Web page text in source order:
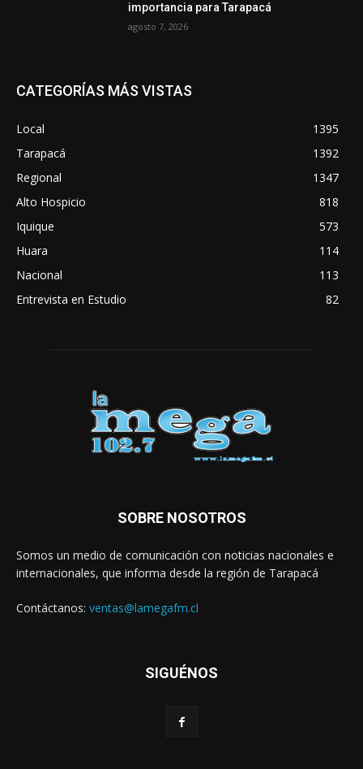
importancia para Tarapacá
agosto 7, 2026
CATEGORÍAS MÁS VISTAS
Local
1395
Tarapacá
1392
Regional
1347
Alto Hospicio
818
Iquique
573
Huara
114
Nacional
113
Entrevista en Estudio
82
SOBRE NOSOTROS
Somos un medio de comunicación con noticias nacionales e
internacionales, que informa desde la región de Tarapacá
Contáctanos: ventas@lamegafm.cl
SIGUÉNOS